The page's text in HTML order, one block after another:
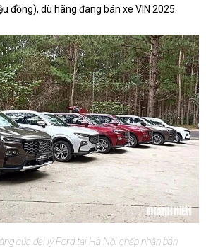
đồng), dù hãng đang bán xe VIN 2025.
của đại lý Ford tại Hà Nội chấp nhận bán